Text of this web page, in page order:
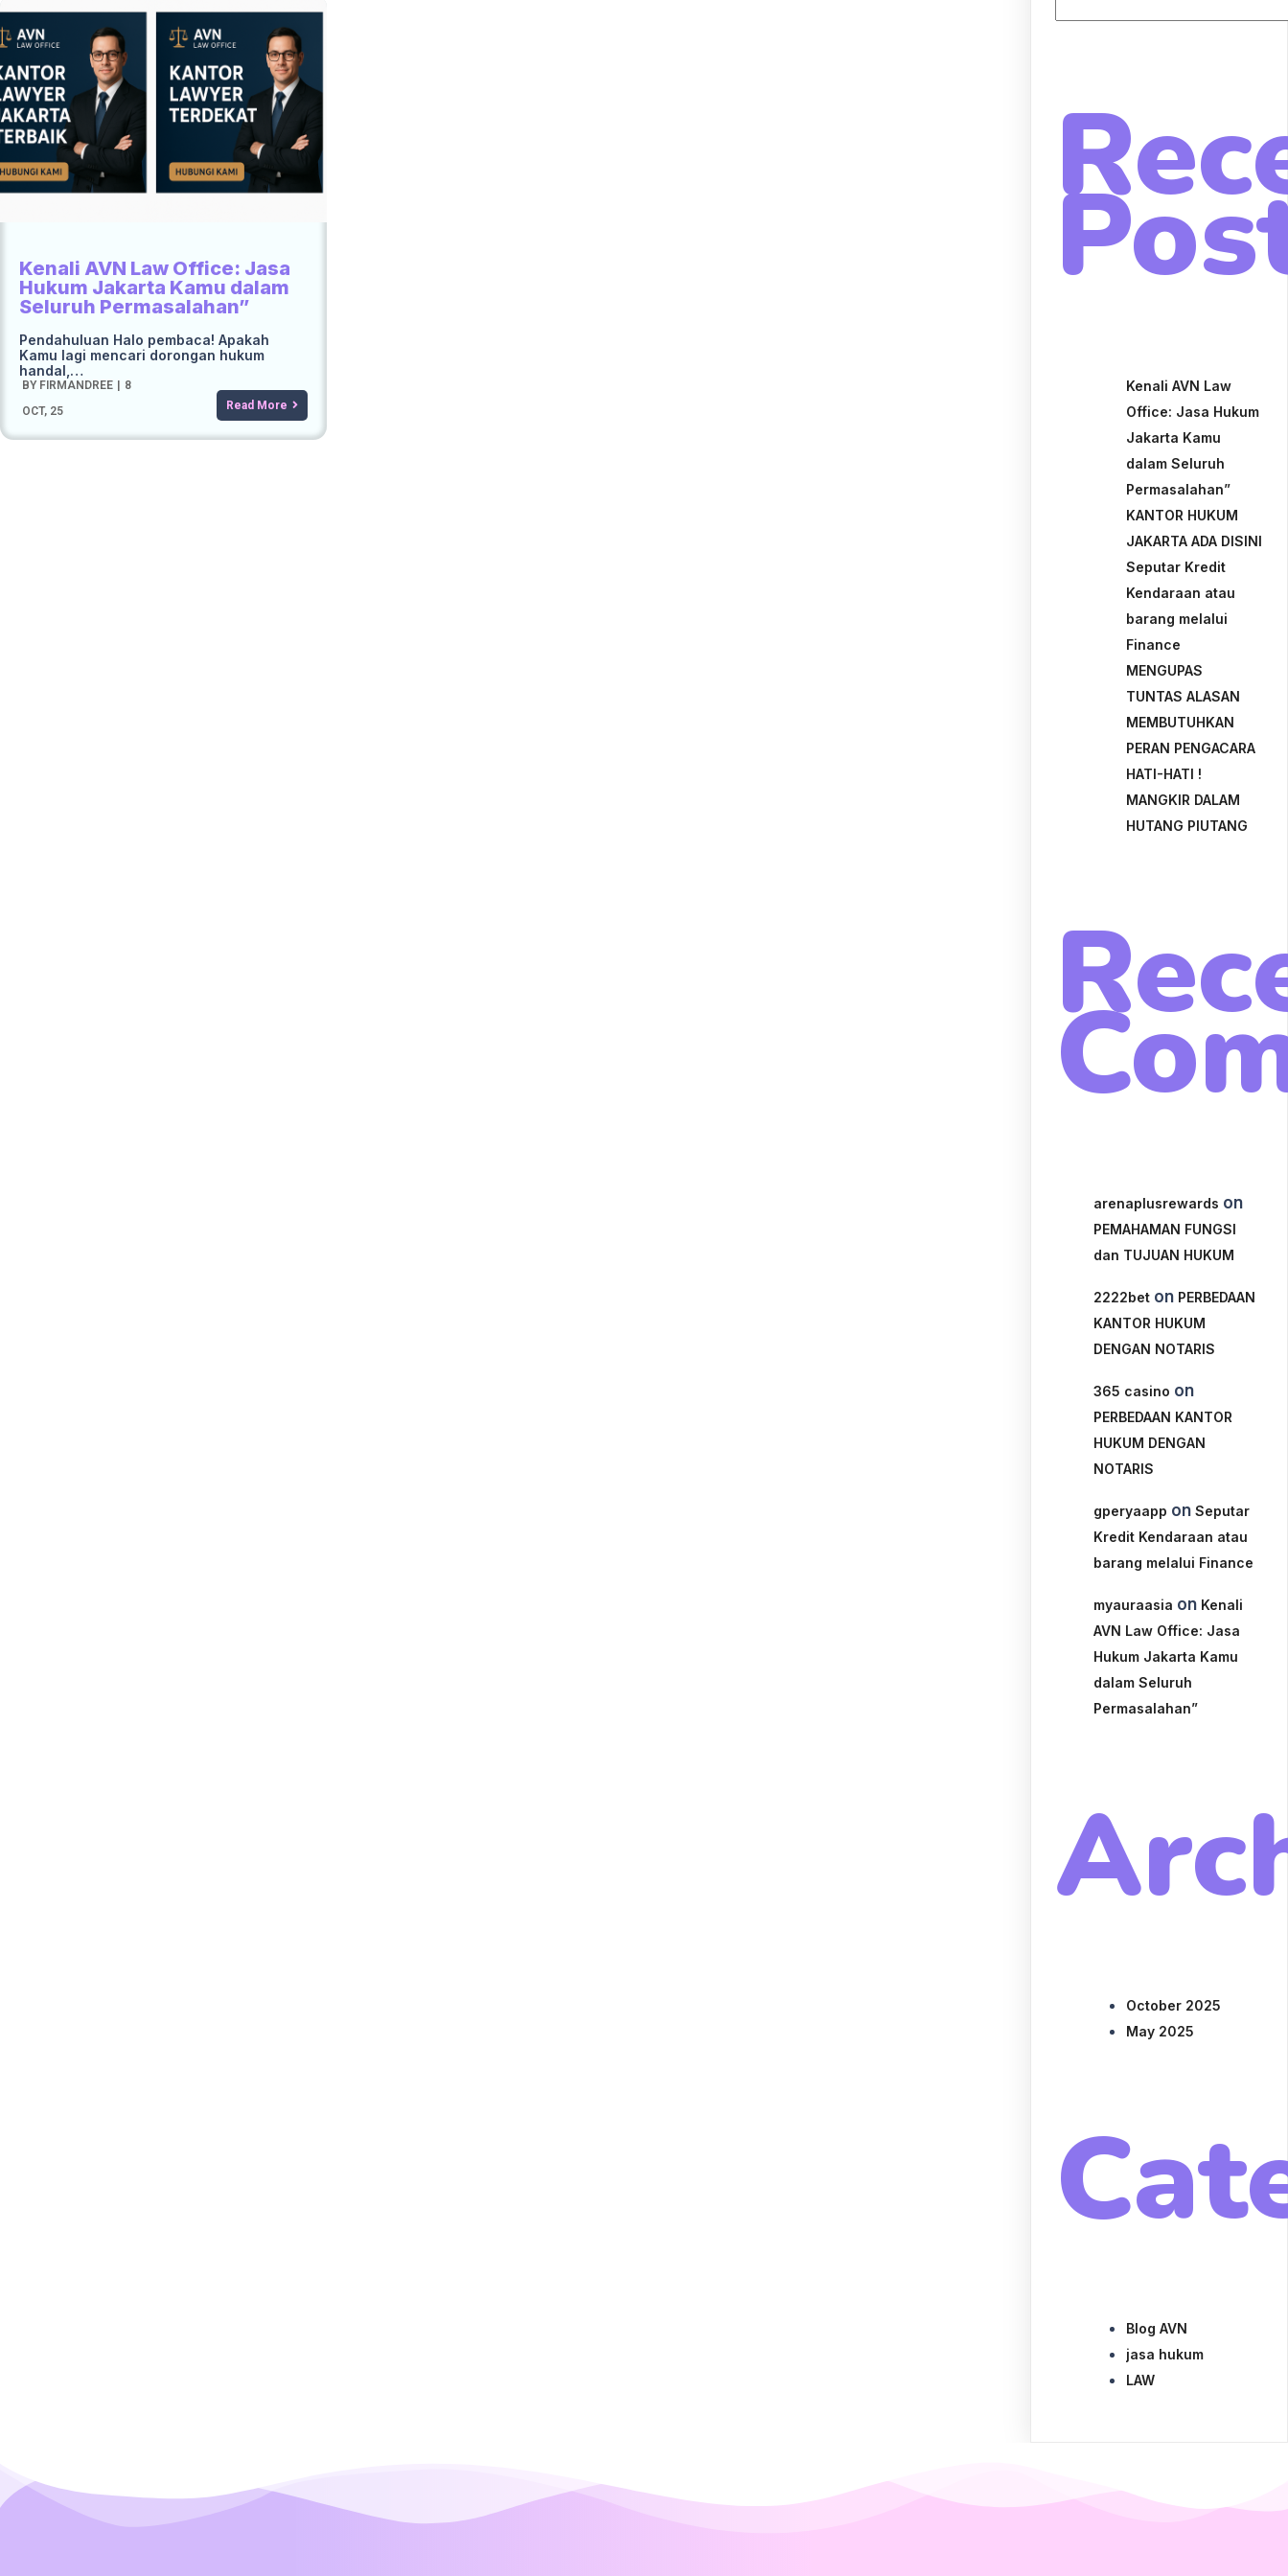
Kenali AVN Law Office: Jasa
Hukum Jakarta Kamu dalam
Seluruh Permasalahan”
BY FIRMANDREE
8
OCT, 25
Pendahuluan Halo pembaca! Apakah
Kamu lagi mencari dorongan hukum
handal,…
Read More
Kenali AVN Law
Office: Jasa Hukum
Jakarta Kamu
dalam Seluruh
Permasalahan”
KANTOR HUKUM
JAKARTA ADA DISINI
Seputar Kredit
Kendaraan atau
barang melalui
Finance
MENGUPAS
TUNTAS ALASAN
MEMBUTUHKAN
PERAN PENGACARA
HATI-HATI !
MANGKIR DALAM
HUTANG PIUTANG
arenaplusrewards on
PEMAHAMAN FUNGSI
dan TUJUAN HUKUM
2222bet on PERBEDAAN
KANTOR HUKUM
DENGAN NOTARIS
365 casino on
PERBEDAAN KANTOR
HUKUM DENGAN
NOTARIS
gperyaapp onSeputar
Kredit Kendaraan atau
barang melalui Finance
myauraasia on Kenali
AVN Law Office: Jasa
Hukum Jakarta Kamu
dalam Seluruh
Permasalahan”
October 2025
May 2025
Blog AVN
jasa hukum
LAW